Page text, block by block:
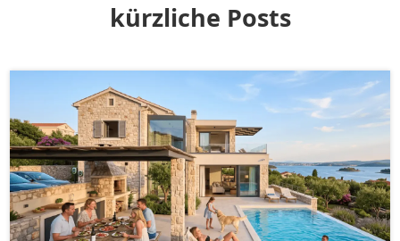
kürzliche Posts